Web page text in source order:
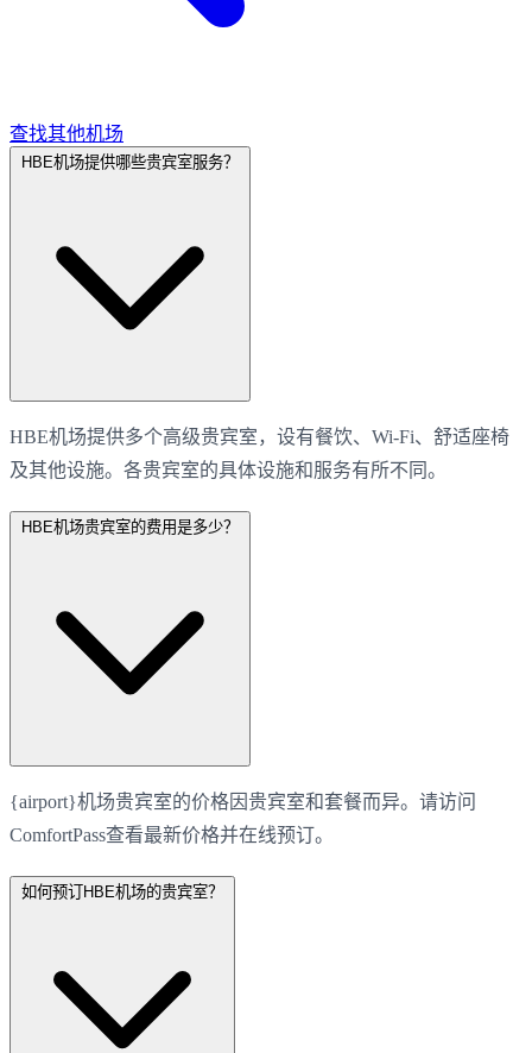
查找其他机场
HBE机场提供哪些贵宾室服务？
HBE机场提供多个高级贵宾室，设有餐饮、Wi-Fi、舒适座椅
及其他设施。各贵宾室的具体设施和服务有所不同。
HBE机场贵宾室的费用是多少？
{airport}机场贵宾室的价格因贵宾室和套餐而异。请访问
ComfortPass查看最新价格并在线预订。
如何预订HBE机场的贵宾室？